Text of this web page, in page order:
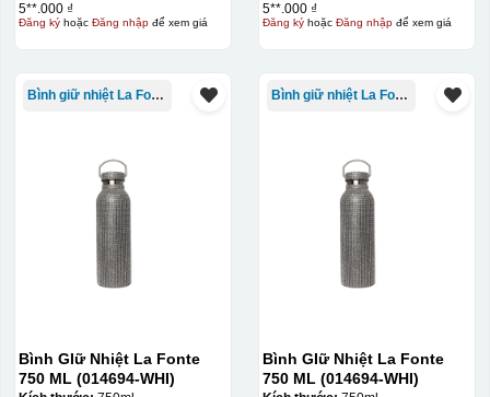
5**.000 ₫
Đăng kýhoặc Đăng nhậpđể xem giá
5**.000 ₫
Đăng kýhoặc Đăng nhậpđể xem giá
Bình giữ nhiệt La Fonte
Bình GIữ Nhiệt La Fonte
750 ML (014694-WHI)
Bình giữ nhiệt La Fonte
Bình GIữ Nhiệt La Fonte
750 ML (014694-WHI)